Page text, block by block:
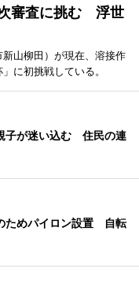
審査に挑む 浮世
山柳田）が現在、溶接作
に初挑戦している。
子が迷い込む 住民の連
ためパイロン設置 自転